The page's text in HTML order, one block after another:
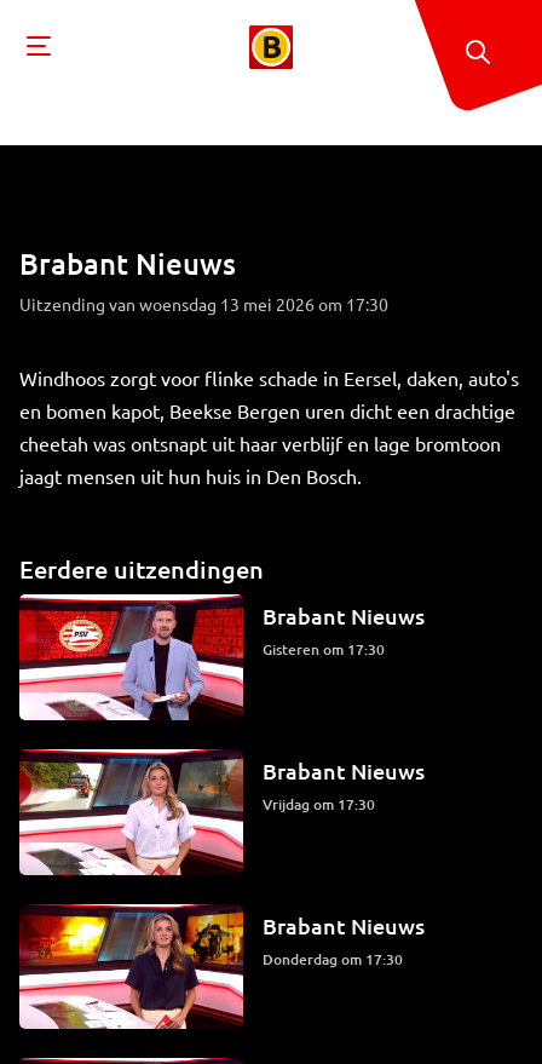
Brabant Nieuws
Uitzending van woensdag 13 mei 2026 om 17:30
Windhoos zorgt voor flinke schade in Eersel, daken, auto's
en bomen kapot, Beekse Bergen uren dicht een drachtige
cheetah was ontsnapt uit haar verblijf en lage bromtoon
jaagt mensen uit hun huis in Den Bosch.
Eerdere uitzendingen
Brabant Nieuws
Gisteren om 17:30
Brabant Nieuws
vrijdag om 17:30
Brabant Nieuws
donderdag om 17:30